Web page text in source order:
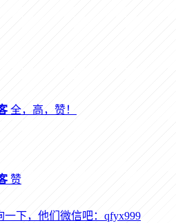
全，高，赞！
赞
一下，他们微信吧：qfyx999